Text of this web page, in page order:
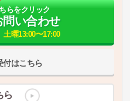
付はこちら
らをクリック
問い合わせ
土曜13:00〜17:00
ら